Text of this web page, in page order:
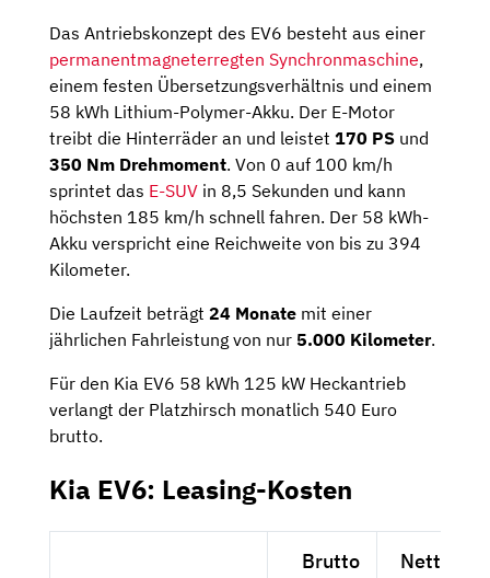
Das Antriebskonzept des EV6 besteht aus einer
permanentmagneterregten Synchronmaschine,
einem festen Übersetzungsverhältnis und einem
58 kWh Lithium-Polymer-Akku. Der E-Motor
treibt die Hinterräder an und leistet 170 PS und
350 Nm Drehmoment. Von 0 auf 100 km/h
sprintet das E-SUV in 8,5 Sekunden und kann
höchsten 185 km/h schnell fahren. Der 58 kWh-
Akku verspricht eine Reichweite von bis zu 394
Kilometer.
Die Laufzeit beträgt 24 Monate mit einer
jährlichen Fahrleistung von nur 5.000 Kilometer.
Für den Kia EV6 58 kWh 125 kW Heckantrieb
verlangt der Platzhirsch monatlich 540 Euro
brutto.
Kia EV6: Leasing-Kosten
Brutto
Netto